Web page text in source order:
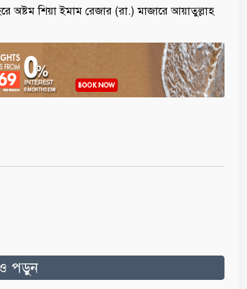
অষ্টম শিয়া ইমাম রেজার (রা.) মাজারে আয়াতুল্লাহ
পড়ুন